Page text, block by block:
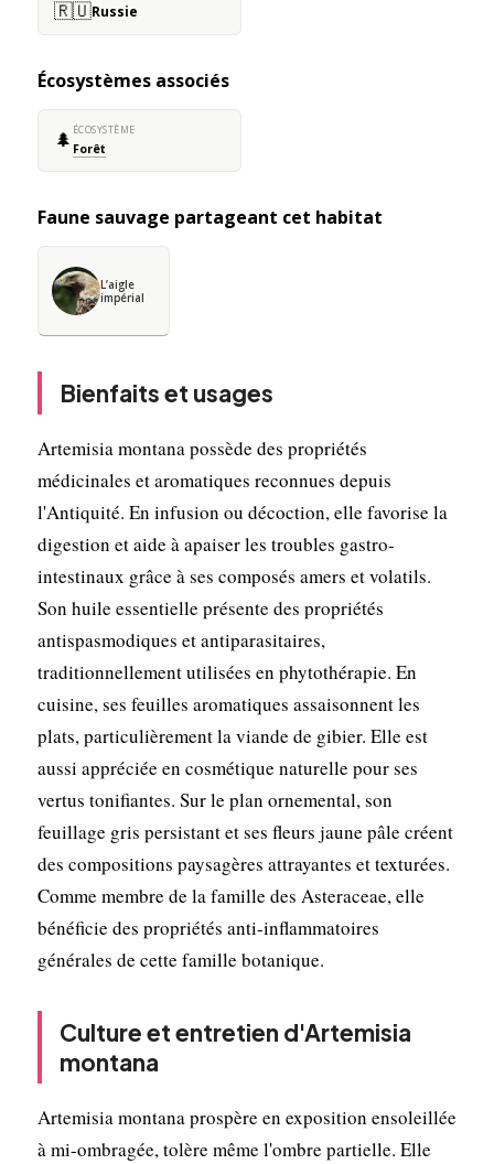
🇷🇺Russie
Écosystèmes associés
🌲 ÉCOSYSTÈME
Forêt
Faune sauvage partageant cet habitat
L’aigle
impérial
Bienfaits et usages
Artemisia montana possède des propriétés
médicinales et aromatiques reconnues depuis
l'Antiquité. En infusion ou décoction, elle favorise la
digestion et aide à apaiser les troubles gastro-
intestinaux grâce à ses composés amers et volatils.
Son huile essentielle présente des propriétés
antispasmodiques et antiparasitaires,
traditionnellement utilisées en phytothérapie. En
cuisine, ses feuilles aromatiques assaisonnent les
plats, particulièrement la viande de gibier. Elle est
aussi appréciée en cosmétique naturelle pour ses
vertus tonifiantes. Sur le plan ornemental, son
feuillage gris persistant et ses fleurs jaune pâle créent
des compositions paysagères attrayantes et texturées.
Comme membre de la famille des Asteraceae, elle
bénéficie des propriétés anti-inflammatoires
générales de cette famille botanique.
Culture et entretien d'Artemisia
montana
Artemisia montana prospère en exposition ensoleillée
à mi-ombragée, tolère même l'ombre partielle. Elle